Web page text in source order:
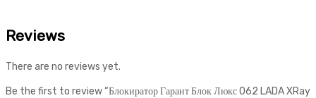
Reviews
There are no reviews yet.
Be the first to review “Блокиратор Гарант Блок Люкс 062 LADA XRay